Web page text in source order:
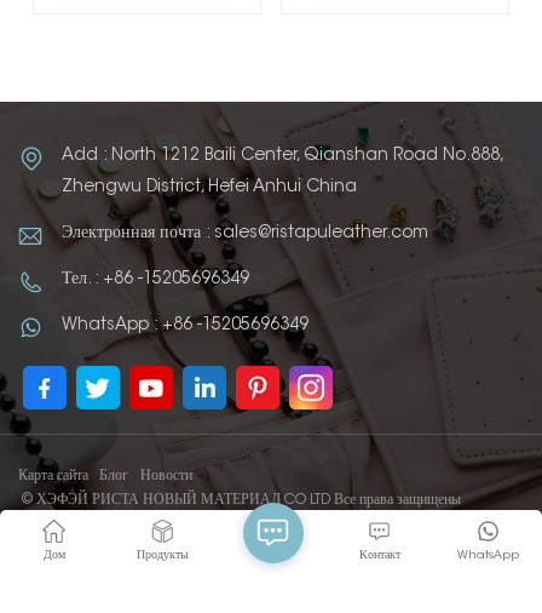
Add : North 1212 Baili Center, Qianshan Road No.888,
Zhengwu District, Hefei Anhui China
Электронная почта : sales@ristapuleather.com
Тел. : +86 -15205696349
WhatsApp : +86 -15205696349
Карта сайта Блог
Новости
© ХЭФЭЙ РИСТА НОВЫЙ МАТЕРИАЛ CO LTD Все права защищены
IPv6 ПОДДЕРЖИВАЕТСЯ СЕТЬЮ
Дом Продукты WhatsApp
Контакт